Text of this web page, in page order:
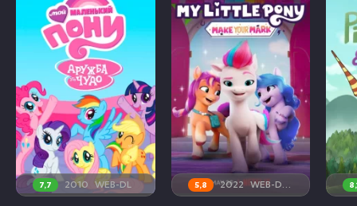
7,7 2010 WEB-DL 5,8 2022 WEB-DL, WEB-DLRip, WEBRip